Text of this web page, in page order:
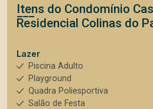
Itens do Condomínio
Residencial Colinas do
Lazer
Piscina Adulto
Playground
Quadra Poliesportiva
Salão de Festa